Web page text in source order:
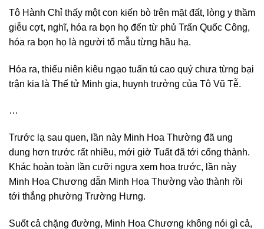
Tô Hành Chỉ thấy một con kiến bò trên mặt đất, lòng y thầm
giễu cợt, nghĩ, hóa ra bọn họ đến từ phủ Trấn Quốc Công,
hóa ra bọn họ là người tổ mẫu từng hầu hạ.
Hóa ra, thiếu niên kiêu ngạo tuấn tú cao quý chưa từng bại
trận kia là Thế tử Minh gia, huynh trưởng của Tô Vũ Tễ.
…
Trước lạ sau quen, lần này Minh Hoa Thường đã ung
dung hơn trước rất nhiều, mới giờ Tuất đã tới cổng thành.
Khác hoàn toàn lần cưỡi ngựa xem hoa trước, lần này
Minh Hoa Chương dẫn Minh Hoa Thường vào thành rồi
tới thẳng phường Trường Hưng.
Suốt cả chặng đường, Minh Hoa Chương không nói gì cả,